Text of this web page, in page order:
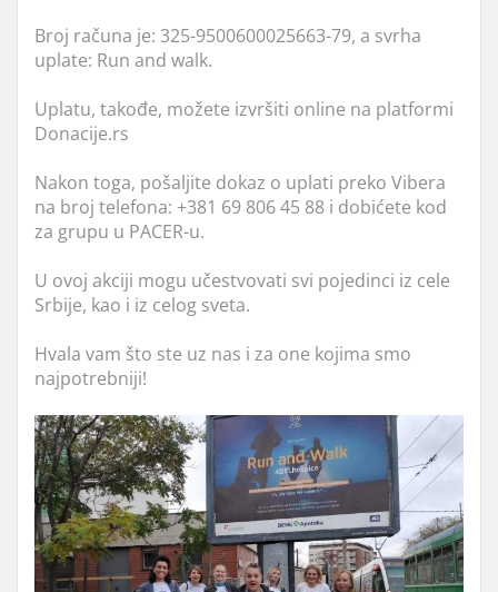
Broj računa je: 325-9500600025663-79, a svrha
uplate: Run and walk.
Uplatu, takođe, možete izvršiti online na platformi
Donacije.rs
Nakon toga, pošaljite dokaz o uplati preko Vibera
na broj telefona: +381 69 806 45 88 i dobićete kod
za grupu u PACER-u.
U ovoj akciji mogu učestvovati svi pojedinci iz cele
Srbije, kao i iz celog sveta.
Hvala vam što ste uz nas i za one kojima smo
najpotrebniji!